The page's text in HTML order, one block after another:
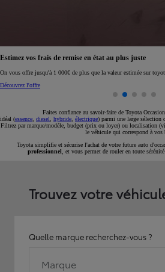
Réservez en ligne votre occasion pour 1€
Réservez en ligne
Faites confiance au savoir-faire de Toyota
idéal (essence diesel hybride électrique) parmi une large sélection
Filtrez par marque/modèle, budget (prix ou loyer) ou localisation
le véhicule qui correspond à vos
Toyota simplifie et sécurise l'achat de votre future auto
professionnel , et vous permet de rouler en toute
Trouvez votre
Quelle marque recherchez-vous ?
Marque